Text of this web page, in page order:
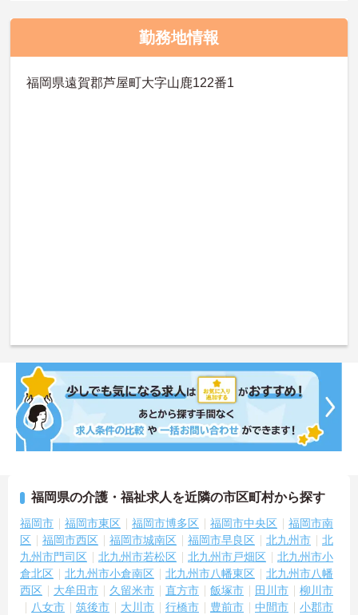
勤務地情報
福岡県遠賀郡芦屋町大字山鹿122番1
福岡県の介護・福祉求人を近隣の市区町村から探す
福岡市 福岡市東区 福岡市博多区 福岡市中央区
福岡市南
区
福岡市西区 福岡市城南区 福岡市早良区 北九州市
北
九州市門司区
北九州市若松区 北九州市戸畑区
北九州市小
倉北区
北九州市小倉南区 北九州市八幡東区
北九州市八幡
西区
大牟田市 久留米市 直方市 飯塚市 田川市
柳川市
八女市
筑後市 大川市 行橋市 豊前市 中間市
小郡市